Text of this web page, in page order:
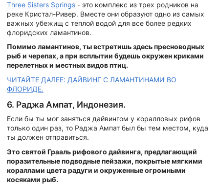
Three Sisters Springs - это комплекс из трех родников на
реке Кристал-Ривер. Вместе они образуют одно из самых
важных убежищ с теплой водой для все более редких
флоридских ламантинов.
Помимо ламантинов, ты встретишь здесь пресноводных
рыб и черепах, а при всплытии будешь окружен криками
перелетных и местных видов птиц.
ЧИТАЙТЕ ДАЛЕЕ: ДАЙВИНГ С ЛАМАНТИНАМИ ВО
ФЛОРИДЕ.
6. Раджа Ампат, Индонезия.
Если бы ты мог заняться дайвингом у коралловых рифов
только один раз, то Раджа Ампат был бы тем местом, куда
ты должен отправиться.
Это святой Грааль рифового дайвинга, предлагающий
поразительные подводные пейзажи, покрытые мягкими
кораллами цвета радуги и окруженные огромными
косяками рыб.